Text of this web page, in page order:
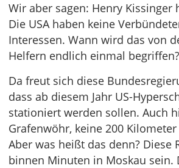
Wir aber sagen: Henry Kissinger
Die USA haben keine
Interessen. Wann wird das von
Helfern endlich einmal begriffen?
Da freut sich diese
dass ab diesem Jahr US-
stationiert werden sollen. Auch
Grafenwöhr, keine 200
Aber was heißt das denn? Diese
binnen Minuten in Moskau sein.